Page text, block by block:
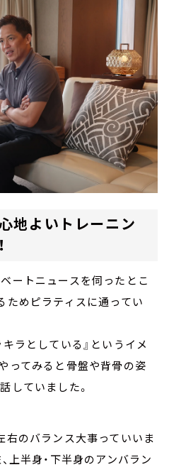
地よいトレーニン
ートニュースを伺ったとこ
ためピラティスに通ってい
ラとしている』というイメ
ってみると骨盤や背骨の姿
していました。
右のバランス大事っていいま
上半身・下半身のアンバラン